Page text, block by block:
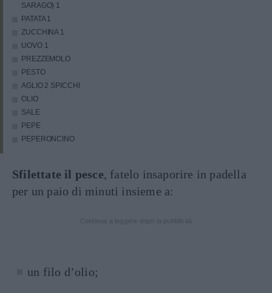
SARAGO) 1
PATATA 1
ZUCCHINA 1
UOVO 1
PREZZEMOLO
PESTO
AGLIO 2 SPICCHI
OLIO
SALE
PEPE
PEPERONCINO
Sfilettate il pesce, fatelo insaporire in padella
per un paio di minuti insieme a:
un filo d’olio;